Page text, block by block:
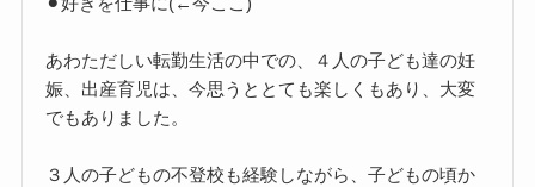
あわただしい転勤生活の中での、４人の子ども達の妊
娠、出産育児は、今思うととても楽しくもあり、大変
でもありました。
３人の子どもの不登校も経験しながら、子どもの頃か